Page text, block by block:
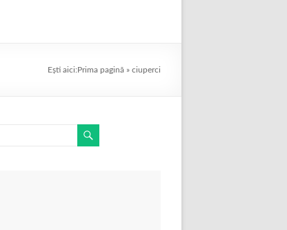
Ești aici:Prima pagină » ciuperci